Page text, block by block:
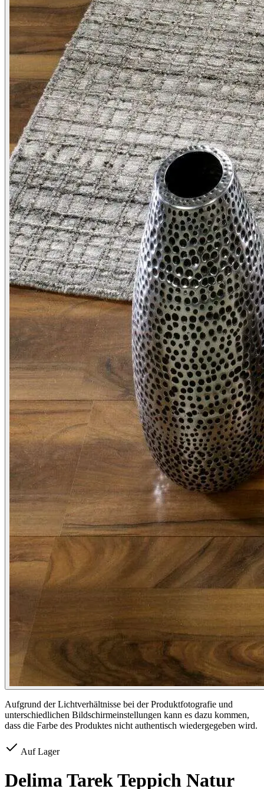
Aufgrund der Lichtverhältnisse bei der Produktfotografie und
unterschiedlichen Bildschirmeinstellungen kann es dazu kommen,
dass die Farbe des Produktes nicht authentisch wiedergegeben wird.
Auf Lager
Delima Tarek Teppich Natur